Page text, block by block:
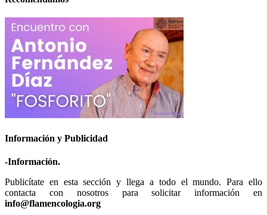
Información y Publicidad
-Información.
Publicítate en esta sección y llega a todo el mundo. Para ello
contacta con nosotros para solicitar información en
info@flamencologia.org